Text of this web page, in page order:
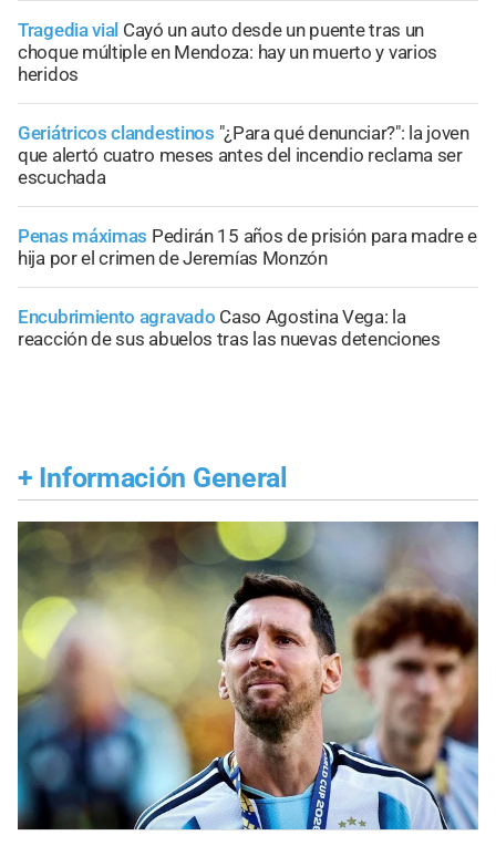
Tragedia vial Cayó un auto desde un puente tras un
choque múltiple en Mendoza: hay un muerto y varios
heridos
Geriátricos clandestinos "¿Para qué denunciar?": la joven
que alertó cuatro meses antes del incendio reclama ser
escuchada
Penas máximas Pedirán 15 años de prisión para madre e
hija por el crimen de Jeremías Monzón
Encubrimiento agravado Caso Agostina Vega: la
reacción de sus abuelos tras las nuevas detenciones
+ Información General